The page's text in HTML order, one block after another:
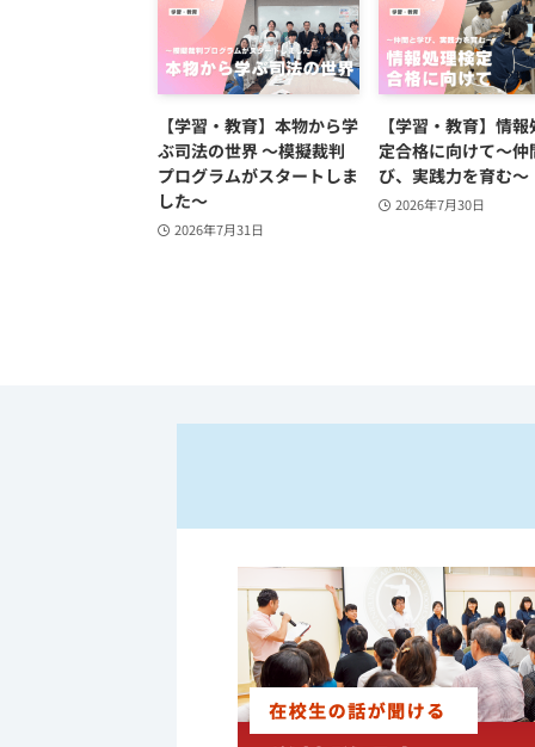
【学習・教育】本物から学
ぶ司法の世界 ～模擬裁判
プログラムがスタートしま
した～
2026年7月31日
【学習・教育】情
定合格に向けて～仲
び、実践力を育む～
2026年7月30日